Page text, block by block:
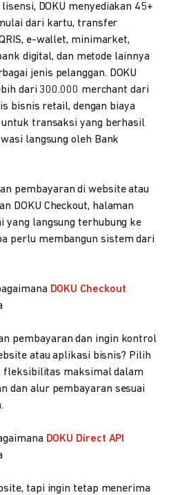
DOKU menyediakan 45+
dari kartu, transfer
e-wallet, minimarket,
digital, dan metode lainnya
jenis pelanggan. DOKU
dari 300.000 merchant dari
bisnis retail, dengan biaya
untuk transaksi yang berhasil
langsung oleh Bank
pembayaran di website atau
DOKU Checkout, halaman
yang langsung terhubung ke
perlu membangun sistem dari
DOKU Checkout
pembayaran dan ingin kontrol
atau aplikasi bisnis? Pilih
fleksibilitas maksimal dalam
dan alur pembayaran sesuai
DOKU Direct API
tapi ingin tetap menerima